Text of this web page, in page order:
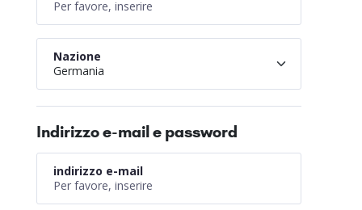
Nazione
Germania
Indirizzo e-mail e password
indirizzo e-mail